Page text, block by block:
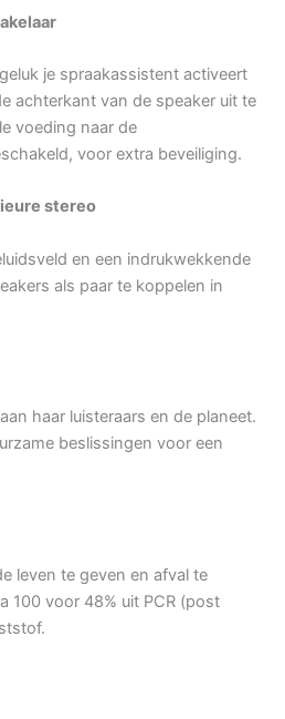
je spraakassistent activeert
achterkant van de speaker uit te
voeding naar de
voor extra beveiliging.
stereo
en een indrukwekkende
als paar te koppelen in
haar luisteraars en de planeet.
beslissingen voor een
leven te geven en afval te
100 voor 48% uit PCR (post